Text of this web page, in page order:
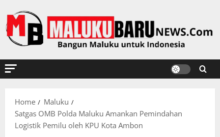
to
content
Home
Maluku
Satgas OMB Polda Maluku Amankan Pemindahan
Logistik Pemilu oleh KPU Kota Ambon